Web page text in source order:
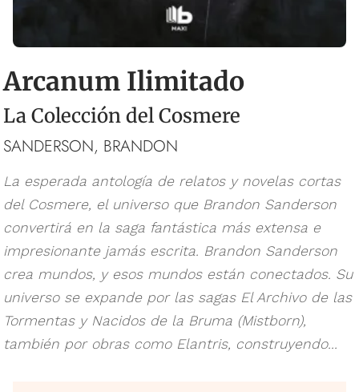
Arcanum Ilimitado
La Colección del Cosmere
SANDERSON, BRANDON
La esperada antología de relatos y novelas cortas
del Cosmere, el universo que Brandon Sanderson
convertirá en la saga fantástica más extensa e
impresionante jamás escrita. Brandon Sanderson
crea mundos, y esos mundos están conectados. Su
universo se expande por las sagas El Archivo de las
Tormentas y Nacidos de la Bruma (Mistborn),
también por obras como Elantris, construyendo...